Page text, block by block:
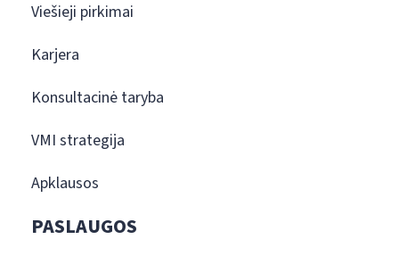
Viešieji pirkimai
Karjera
Konsultacinė taryba
VMI strategija
Apklausos
PASLAUGOS